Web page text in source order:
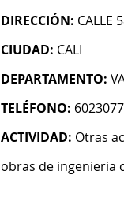
DIRECCIÓN: CALLE
CIUDAD: CALI
DEPARTAMENTO:
TELÉFONO:
ACTIVIDAD: Otras
obras de ingenieria